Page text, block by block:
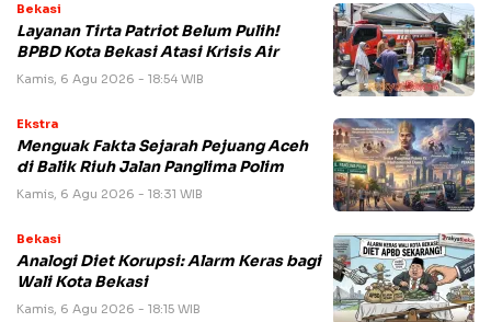
Bekasi
Layanan Tirta Patriot Belum Pulih!
BPBD Kota Bekasi Atasi Krisis Air
Kamis, 6 Agu 2026 - 18:54 WIB
Ekstra
Menguak Fakta Sejarah Pejuang Aceh
di Balik Riuh Jalan Panglima Polim
Kamis, 6 Agu 2026 - 18:31 WIB
Bekasi
Analogi Diet Korupsi: Alarm Keras bagi
Wali Kota Bekasi
Kamis, 6 Agu 2026 - 18:15 WIB